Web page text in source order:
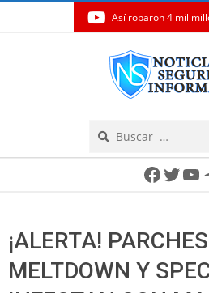
Así robaron 4 mil
¡ALERTA!
MELTDOWN Y